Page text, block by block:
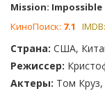
Mission: Impossible
КиноПоиск: 7.1 IMDB:
Страна: США,
Режиссер:
Актеры: Том